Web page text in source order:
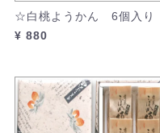
☆白桃ようかん 6個入り
¥ 880